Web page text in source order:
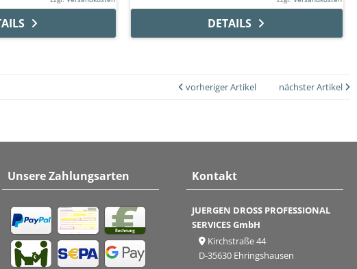
DETAILS
vorheriger Artikel nächster Artikel
Kontakt
JUERGEN DROSS PROFESSIONAL
SERVICES GmbH
Kirchstraße 44
D-35630 Ehringshausen
Unsere Zahlungsarten